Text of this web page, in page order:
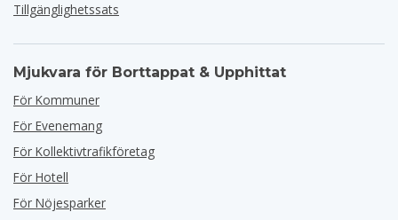
Tillgänglighetssats
Mjukvara för Borttappat & Upphittat
För Kommuner
För Evenemang
För Kollektivtrafikföretag
För Hotell
För Nöjesparker